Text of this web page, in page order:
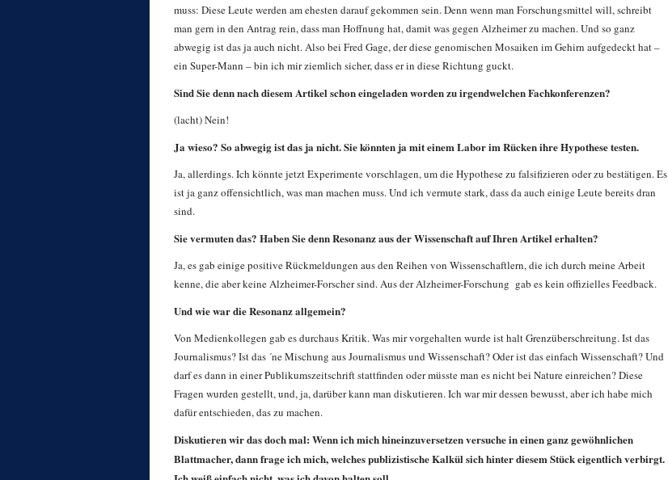
muss: Diese Leute werden am ehesten darauf gekommen sein. Denn wenn man Forschungsmittel will, schreibt
man gern in den Antrag rein, dass man Hoffnung hat, damit was gegen Alzheimer zu machen. Und so ganz
abwegig ist das ja auch nicht. Also bei Fred Gage, der diese genomischen Mosaiken im Gehirn aufgedeckt hat –
ein Super-Mann – bin ich mir ziemlich sicher, dass er in diese Richtung guckt.
Sind Sie denn nach diesem Artikel schon eingeladen worden zu irgendwelchen Fachkonferenzen?
(lacht) Nein!
Ja wieso? So abwegig ist das ja nicht. Sie könnten ja mit einem Labor im Rücken ihre Hypothese testen.
Ja, allerdings. Ich könnte jetzt Experimente vorschlagen, um die Hypothese zu falsifizieren oder zu bestätigen. Es
ist ja ganz offensichtlich, was man machen muss. Und ich vermute stark, dass da auch einige Leute bereits dran
sind.
Sie vermuten das? Haben Sie denn Resonanz aus der Wissenschaft auf Ihren Artikel erhalten?
Ja, es gab einige positive Rückmeldungen aus den Reihen von Wissenschaftlern, die ich durch meine Arbeit
kenne, die aber keine Alzheimer-Forscher sind. Aus der Alzheimer-Forschung gab es kein offizielles Feedback.
Und wie war die Resonanz allgemein?
Von Medienkollegen gab es durchaus Kritik. Was mir vorgehalten wurde ist halt Grenzüberschreitung. Ist das
Journalismus? Ist das ´ne Mischung aus Journalismus und Wissenschaft? Oder ist das einfach Wissenschaft? Und
darf es dann in einer Publikumszeitschrift stattfinden oder müsste man es nicht bei Nature einreichen? Diese
Fragen wurden gestellt, und, ja, darüber kann man diskutieren. Ich war mir dessen bewusst, aber ich habe mich
dafür entschieden, das zu machen.
Diskutieren wir das doch mal: Wenn ich mich hineinzuversetzen versuche in einen ganz gewöhnlichen
Blattmacher, dann frage ich mich, welches publizistische Kalkül sich hinter diesem Stück eigentlich verbirgt.